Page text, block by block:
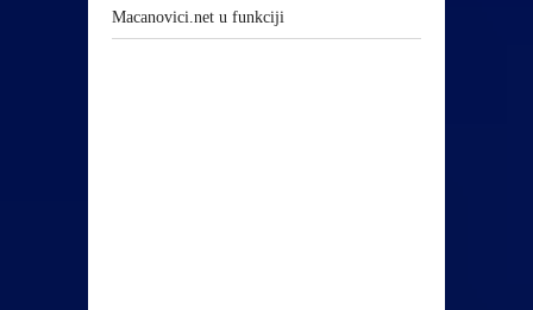
Macanovici.net u funkciji